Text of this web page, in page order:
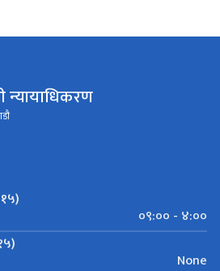
०९:०० - ४:००
None